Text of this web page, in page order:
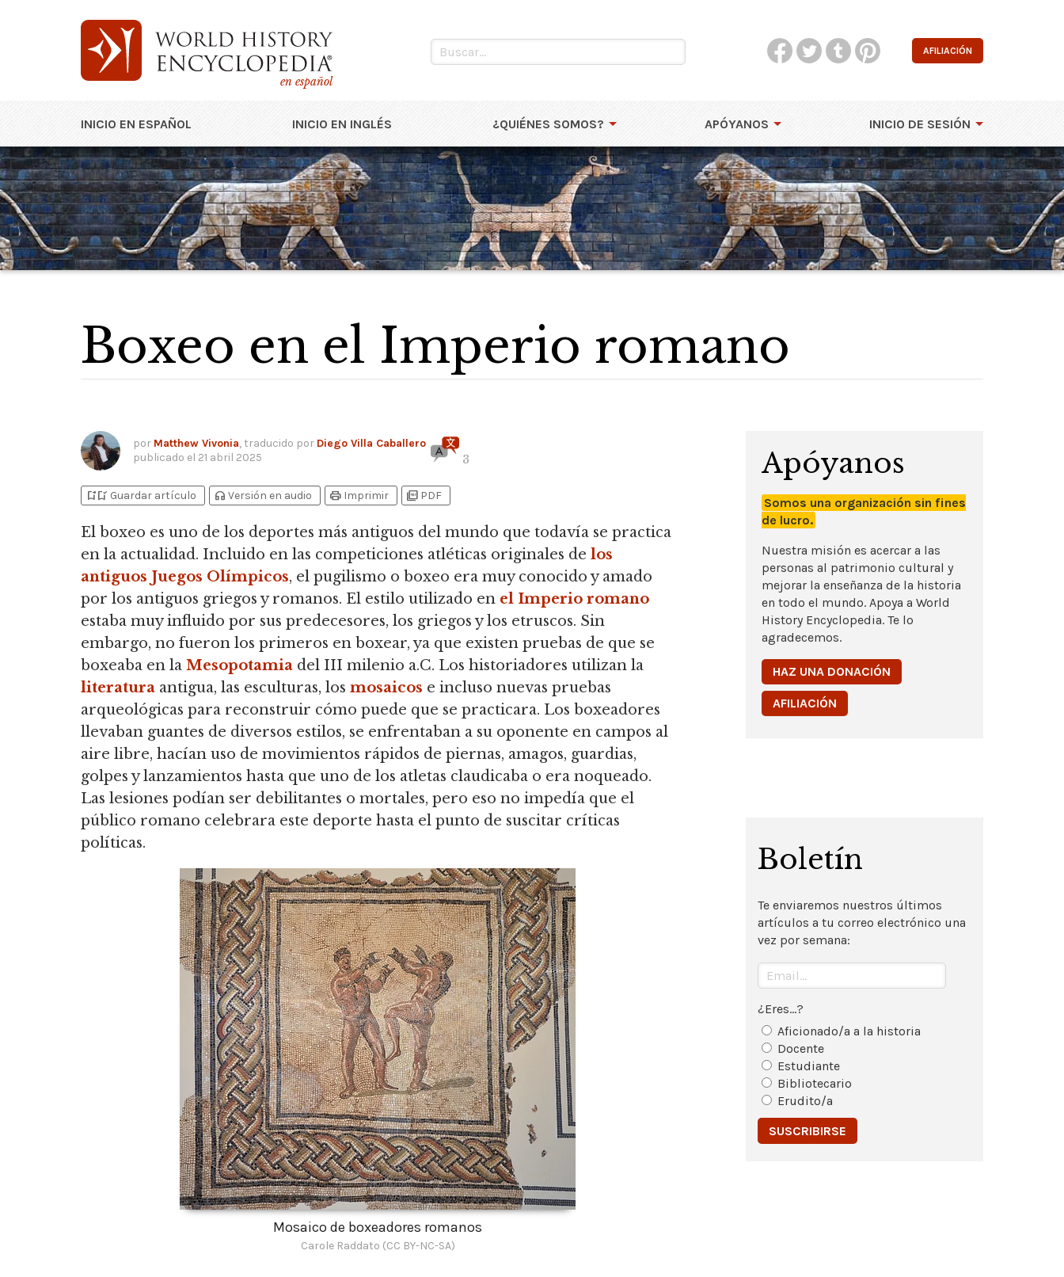
en español
AFILIACIÓN
INICIO EN ESPAÑOL INICIO EN INGLÉS ¿QUIÉNES SOMOS? APÓYANOS INICIO DE SESIÓN
Boxeo en el Imperio romano
por Matthew Vivonia, traducido por Diego Villa Caballero
publicado el 21 abril 2025 3
bookmark_addbookmark_added Guardar artículo headphones Versión en audio print Imprimir picture_as_pdf PDF
El boxeo es uno de los deportes más antiguos del mundo que todavía se practica
en la actualidad. Incluido en las competiciones atléticas originales de los
antiguos Juegos Olímpicos, el pugilismo o boxeo era muy conocido y amado
por los antiguos griegos y romanos. El estilo utilizado en el Imperio romano
estaba muy influido por sus predecesores, los griegos y los etruscos. Sin
embargo, no fueron los primeros en boxear, ya que existen pruebas de que se
boxeaba en la Mesopotamia del III milenio a.C. Los historiadores utilizan la
literatura antigua, las esculturas, los mosaicos e incluso nuevas pruebas
arqueológicas para reconstruir cómo puede que se practicara. Los boxeadores
llevaban guantes de diversos estilos, se enfrentaban a su oponente en campos al
aire libre, hacían uso de movimientos rápidos de piernas, amagos, guardias,
golpes y lanzamientos hasta que uno de los atletas claudicaba o era noqueado.
Las lesiones podían ser debilitantes o mortales, pero eso no impedía que el
público romano celebrara este deporte hasta el punto de suscitar críticas
políticas.
Mosaico de boxeadores romanos
Carole Raddato (CC BY-NC-SA)
Apóyanos
Somos una organización sin fines
de lucro.
Nuestra misión es acercar a las
personas al patrimonio cultural y
mejorar la enseñanza de la historia
en todo el mundo. Apoya a World
History Encyclopedia. Te lo
agradecemos.
HAZ UNA DONACIÓN
AFILIACIÓN
Boletín
Te enviaremos nuestros últimos
artículos a tu correo electrónico una
vez por semana:
¿Eres...?
Aficionado/a a la historia
Docente
Estudiante
Bibliotecario
Erudito/a